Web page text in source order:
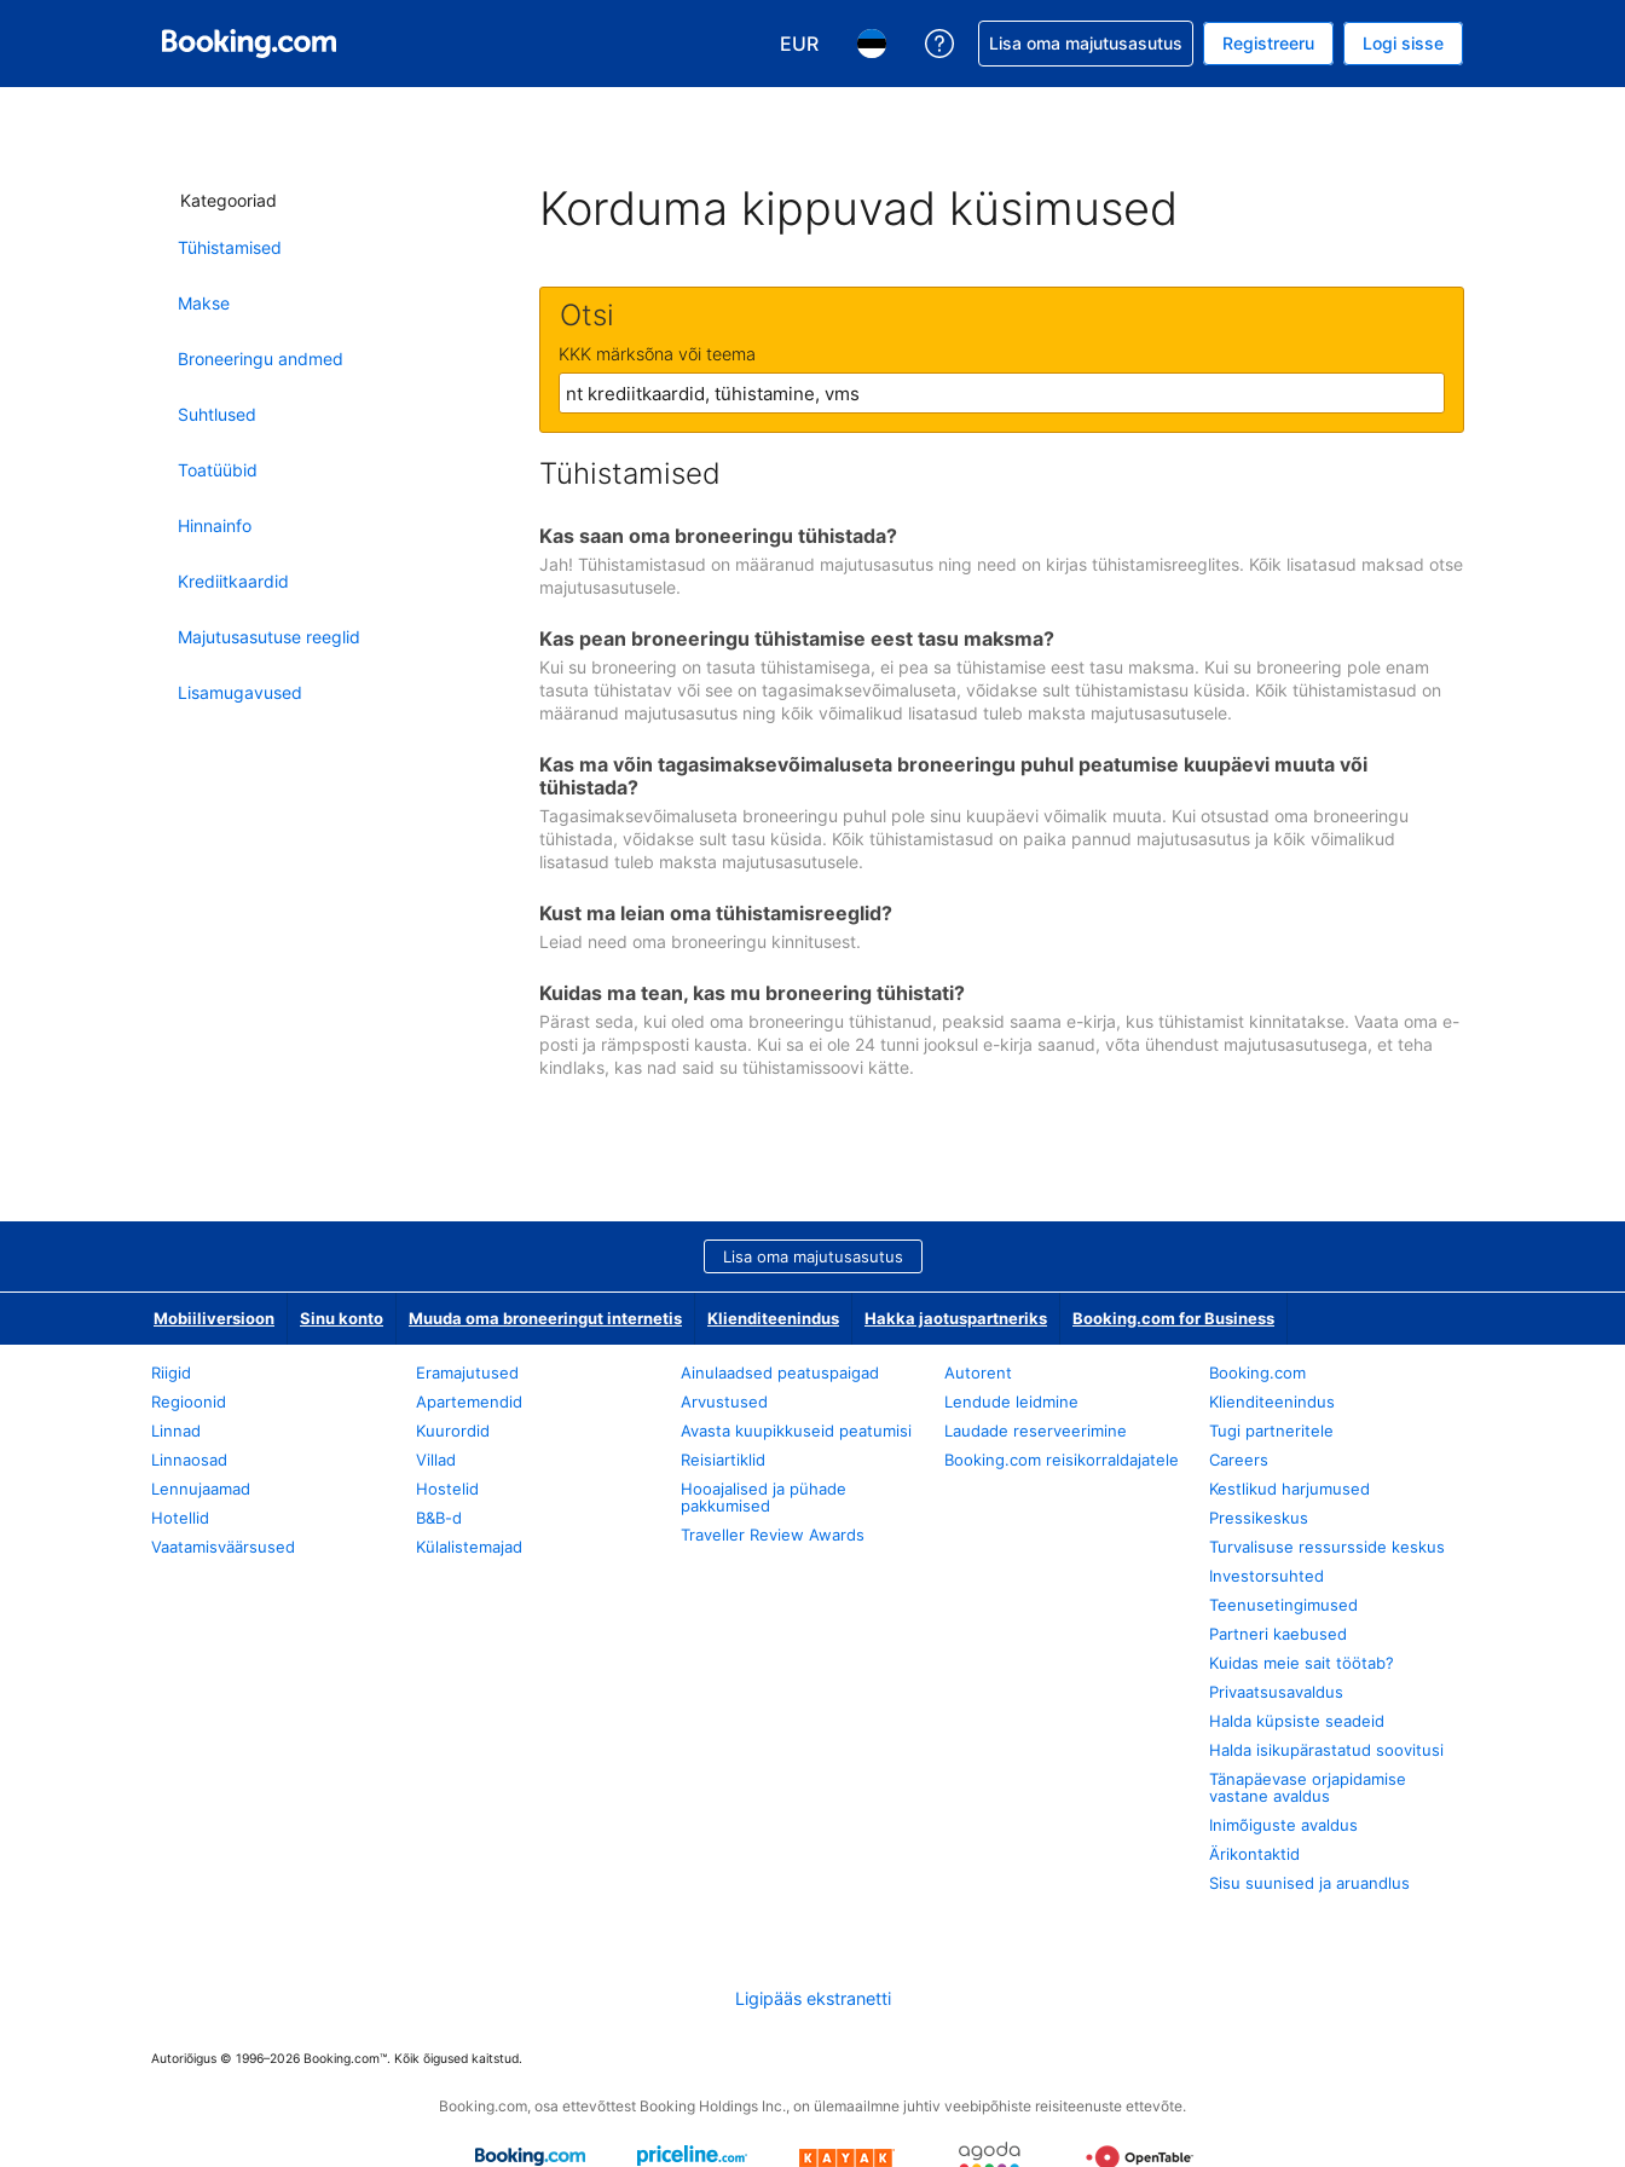
EUR
Vali valuuta. Praegune valitud valuuta on EUR
Vali keel. Praegune valitud keel on Eesti keeles
Saa broneeringuga abi
Lisa oma majutusasutus Registreeru Logi sisse
Kategooriad
Tühistamised
Makse
Broneeringu andmed
Suhtlused
Toatüübid
Hinnainfo
Krediitkaardid
Majutusasutuse reeglid
Lisamugavused
Korduma kippuvad küsimused
Otsi
KKK märksõna või teema
Tühistamised
Kas saan oma broneeringu tühistada?
Jah! Tühistamistasud on määranud majutusasutus ning need on kirjas tühistamisreeglites. Kõik lisatasud maksad otse
majutusasutusele.
Kas pean broneeringu tühistamise eest tasu maksma?
Kui su broneering on tasuta tühistamisega, ei pea sa tühistamise eest tasu maksma. Kui su broneering pole enam
tasuta tühistatav või see on tagasimaksevõimaluseta, võidakse sult tühistamistasu küsida. Kõik tühistamistasud on
määranud majutusasutus ning kõik võimalikud lisatasud tuleb maksta majutusasutusele.
Kas ma võin tagasimaksevõimaluseta broneeringu puhul peatumise kuupäevi muuta või
tühistada?
Tagasimaksevõimaluseta broneeringu puhul pole sinu kuupäevi võimalik muuta. Kui otsustad oma broneeringu
tühistada, võidakse sult tasu küsida. Kõik tühistamistasud on paika pannud majutusasutus ja kõik võimalikud
lisatasud tuleb maksta majutusasutusele.
Kust ma leian oma tühistamisreeglid?
Leiad need oma broneeringu kinnitusest.
Kuidas ma tean, kas mu broneering tühistati?
Pärast seda, kui oled oma broneeringu tühistanud, peaksid saama e-kirja, kus tühistamist kinnitatakse. Vaata oma e-
posti ja rämpsposti kausta. Kui sa ei ole 24 tunni jooksul e-kirja saanud, võta ühendust majutusasutusega, et teha
kindlaks, kas nad said su tühistamissoovi kätte.
Lisa oma majutusasutus
Mobiiliversioon Sinu konto Muuda oma broneeringut internetis Klienditeenindus Hakka jaotuspartneriks Booking.com for Business
Riigid
Regioonid
Linnad
Linnaosad
Lennujaamad
Hotellid
Vaatamisväärsused
Eramajutused
Apartemendid
Kuurordid
Villad
Hostelid
B&B-d
Külalistemajad
Ainulaadsed peatuspaigad
Arvustused
Avasta kuupikkuseid peatumisi
Reisiartiklid
Hooajalised ja pühade
pakkumised
Traveller Review Awards
Autorent
Lendude leidmine
Laudade reserveerimine
Booking.com reisikorraldajatele
Booking.com
Klienditeenindus
Tugi partneritele
Careers
Kestlikud harjumused
Pressikeskus
Turvalisuse ressursside keskus
Investorsuhted
Teenusetingimused
Partneri kaebused
Kuidas meie sait töötab?
Privaatsusavaldus
Halda küpsiste seadeid
Halda isikupärastatud soovitusi
Tänapäevase orjapidamise
vastane avaldus
Inimõiguste avaldus
Ärikontaktid
Sisu suunised ja aruandlus
Ligipääs ekstranetti
Autoriõigus © 1996–2026 Booking.com™. Kõik õigused kaitstud.
Booking.com, osa ettevõttest Booking Holdings Inc., on ülemaailmne juhtiv veebipõhiste reisiteenuste ettevõte.